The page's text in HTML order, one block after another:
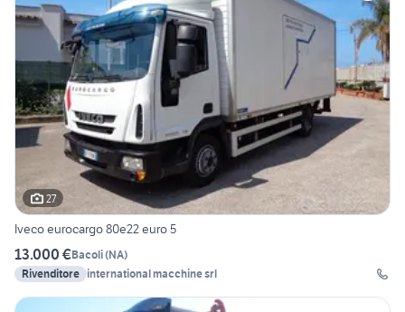
27
Iveco eurocargo 80e22 euro 5
13.000 €Bacoli(NA)
Rivenditore international macchine srl